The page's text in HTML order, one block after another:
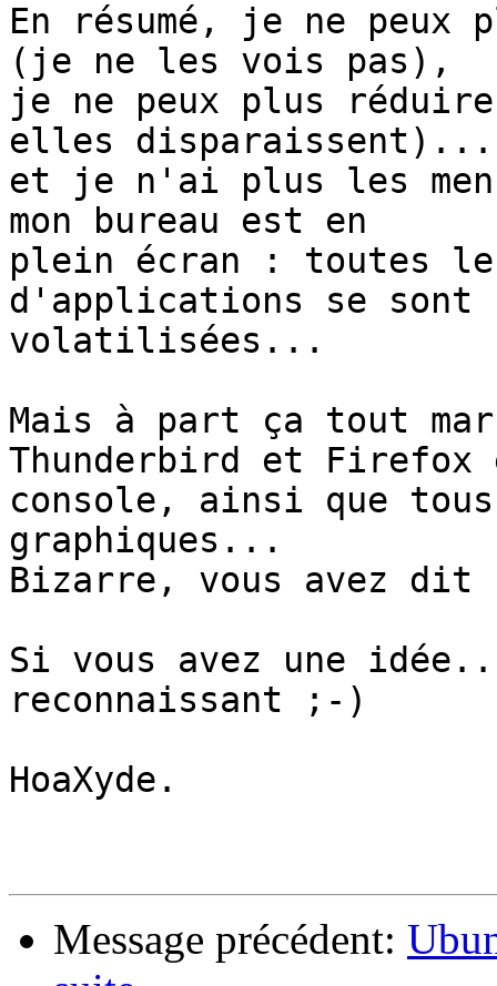
En résumé, je ne peux
(je ne les vois pas),
je ne peux plus
elles
et je n'ai plus les
mon bureau est en
plein écran : toutes
d'applications se sont
volatilisées...
Mais à part ça tout
Thunderbird et
console, ainsi que
graphiques...
Bizarre, vous avez dit
Si vous avez une
reconnaissant ;-)
HoaXyde.
Message précédent: